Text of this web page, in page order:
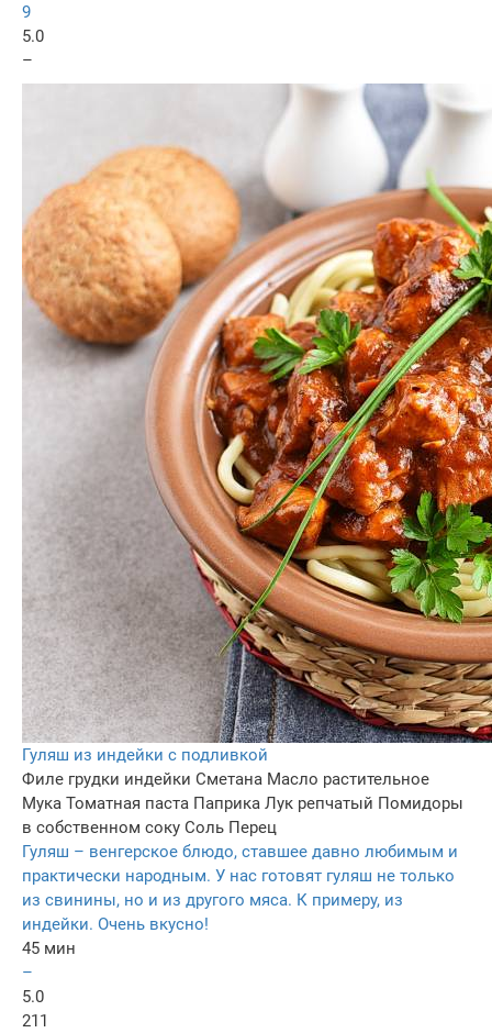
9
5.0
–
Гуляш из индейки с подливкой
Филе грудки индейки Сметана Масло растительное
Мука Томатная паста Паприка Лук репчатый Помидоры
в собственном соку Соль Перец
Гуляш – венгерское блюдо, ставшее давно любимым и
практически народным. У нас готовят гуляш не только
из свинины, но и из другого мяса. К примеру, из
индейки. Очень вкусно!
45 мин
–
5.0
211